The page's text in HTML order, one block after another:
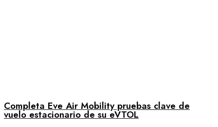
Completa Eve Air Mobility pruebas clave de
vuelo estacionario de su eVTOL